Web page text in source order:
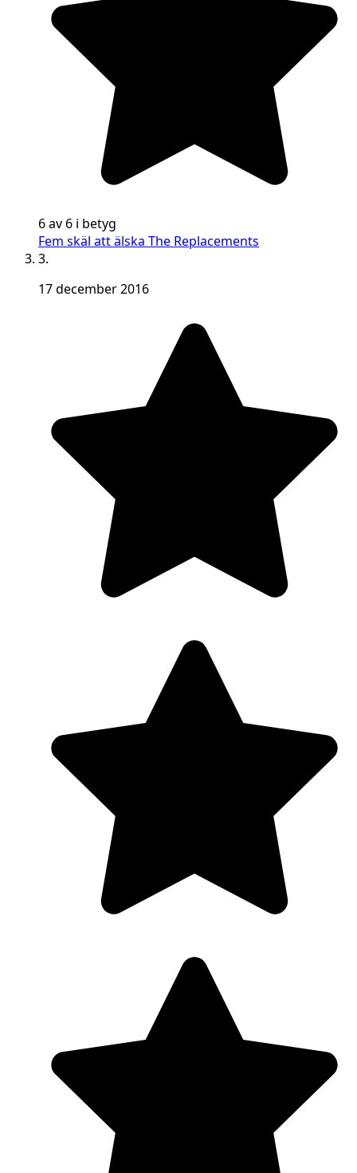
6 av 6 i betyg
Fem skäl att älska The Replacements
3.
17 december 2016